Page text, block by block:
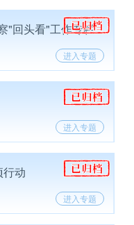
"回头看"工作专栏
进入专题
进入专题
行动
进入专题